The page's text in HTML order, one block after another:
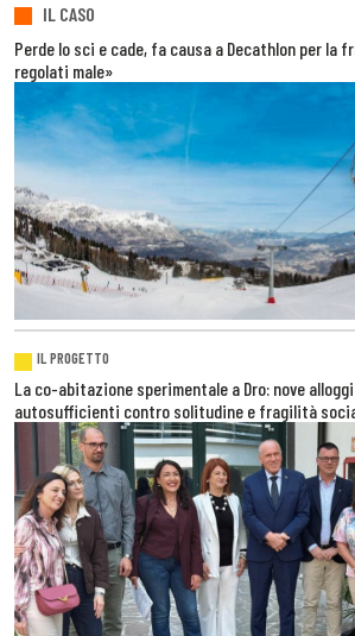
IL CASO
Perde lo sci e cade, fa causa a Decathlon per la
regolati male»
IL PROGETTO
La co-abitazione sperimentale a Dro: nove
autosufficienti contro solitudine e fragilità